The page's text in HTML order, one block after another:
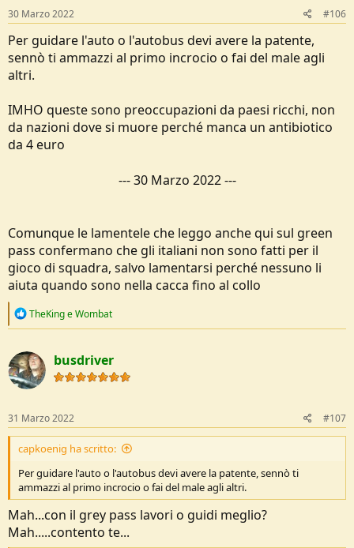
:
30 Marzo 2022 #106
Per guidare l'auto o l'autobus devi avere la patente,
sennò ti ammazzi al primo incrocio o fai del male agli
altri.
IMHO queste sono preoccupazioni da paesi ricchi, non
da nazioni dove si muore perché manca un antibiotico
da 4 euro
---30 Marzo 2022---
Comunque le lamentele che leggo anche qui sul green
pass confermano che gli italiani non sono fatti per il
gioco di squadra, salvo lamentarsi perché nessuno li
aiuta quando sono nella cacca fino al collo
R
c
t
i
o
s
:
TheKingeWombat
busdriver
31 Marzo 2022 #107
capkoenig ha scritto:
Per guidare l'auto o l'autobus devi avere la patente, sennò ti
ammazzi al primo incrocio o fai del male agli altri.
Mah...con il grey pass lavori o guidi meglio?
Mah.....contento te...